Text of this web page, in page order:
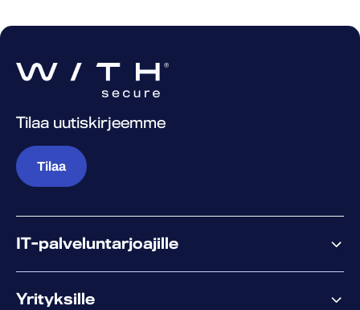
Tilaa uutiskirjeemme
Tilaa
IT-palveluntarjoajille
Yrityksille